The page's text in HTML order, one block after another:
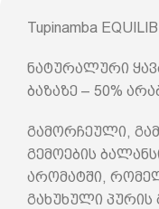
Tupinamba
ნატურალური
ბაზაზე – 50%
გამორჩეული,
გემოების
არომატში,
გახუხული პურის